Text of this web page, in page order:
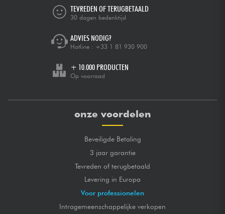
TEVREDEN OF TERUGBETAALD
30 dagen bedenktijd
ADVIES NODIG?
Hotline : +33 1 81 930 900
+ 10.000 PRODUCTEN
Op voorraad
onze voordelen
Beveiligde Betaling
3 jaar garantie
Tevreden of terugbetaald
Levering in Europa
Voor professionelen
Intragemeenschappelijke verkopen